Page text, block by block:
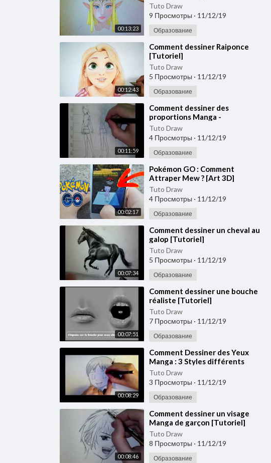
00:13:23
Tuto Draw
9 Просмотры · 11/12/19
Образование
00:12:43
⁣Comment dessiner Raiponce
[Tutoriel]
Tuto Draw
5 Просмотры · 11/12/19
Образование
00:11:59
⁣Comment dessiner des
proportions Manga -
Personnage Fille [Tutoriel]
Tuto Draw
4 Просмотры · 11/12/19
Образование
00:02:17
⁣Pokémon GO : Comment
Attraper Mew ? [Art 3D]
Tuto Draw
4 Просмотры · 11/12/19
Образование
00:07:34
⁣Comment dessiner un cheval au
galop [Tutoriel]
Tuto Draw
5 Просмотры · 11/12/19
Образование
00:07:51
⁣Comment dessiner une bouche
réaliste [Tutoriel]
Tuto Draw
7 Просмотры · 11/12/19
Образование
00:08:29
⁣Comment Dessiner des Yeux
Manga : 3 Styles différents
[Tutoriel]
Tuto Draw
3 Просмотры · 11/12/19
Образование
00:08:46
⁣Comment dessiner un visage
Manga de garçon [Tutoriel]
Tuto Draw
8 Просмотры · 11/12/19
Образование